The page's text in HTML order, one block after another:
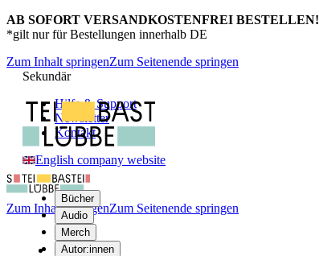
AB SOFORT VERSANDKOSTENFREI BESTELLEN!
*gilt nur für Bestellungen innerhalb DE
Zum Inhalt springenZum Seitenende springen
Sekundär
Hilfe & Support
Newsletter
Kontakt
English company website
Bücher
Audio
Merch
Autor:innen
Zum Inhalt springenZum Seitenende springen